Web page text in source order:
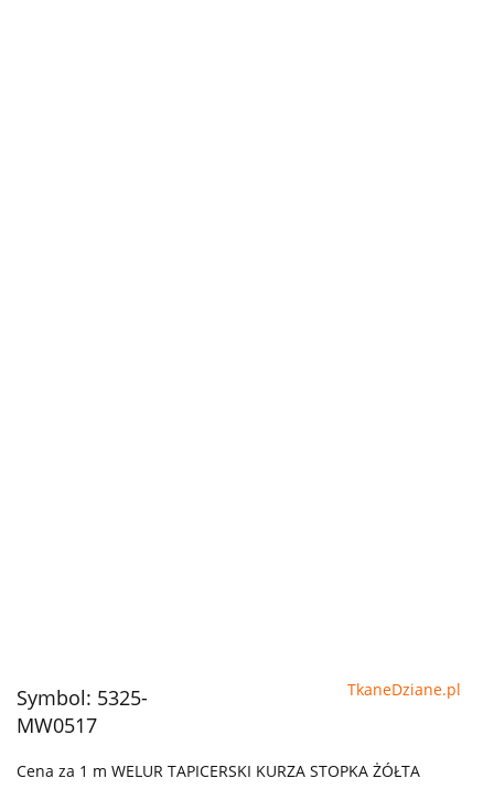
Symbol: 5325-
MW0517
TkaneDziane.pl
Cena za 1 m WELUR TAPICERSKI KURZA STOPKA ŻÓŁTA